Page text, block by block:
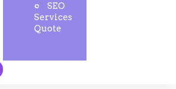
SEO
Services
Quote